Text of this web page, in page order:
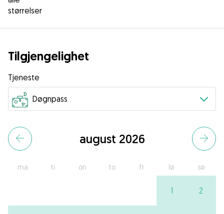
størrelser
Tilgjengelighet
Tjeneste
august 2026
ma ti on to fr lø sø
1 2